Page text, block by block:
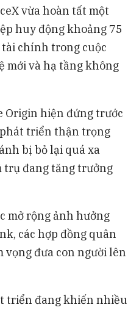
vừa hoàn tất một
huy động khoảng 75
tài chính trong cuộc
mới và hạ tầng không
Origin hiện đứng trước
triển thận trọng
bị bỏ lại quá xa
trụ đang tăng trưởng
mở rộng ảnh hưởng
các hợp đồng quân
vọng đưa con người lên
triển đang khiến nhiều